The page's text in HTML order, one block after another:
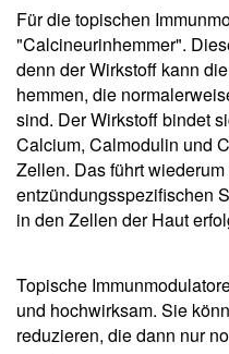
Für die topischen
"Calcineurinhemmer".
denn der Wirkstoff kann
hemmen, die
sind. Der Wirkstoff bindet
Calcium, Calmodulin und
Zellen. Das führt
entzündungsspezifischen
in den Zellen der Haut
Topische
und hochwirksam. Sie
reduzieren, die dann nur